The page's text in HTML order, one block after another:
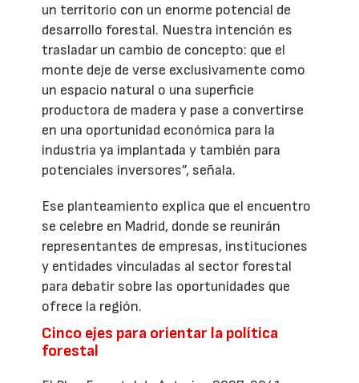
un territorio con un enorme potencial de
desarrollo forestal. Nuestra intención es
trasladar un cambio de concepto: que el
monte deje de verse exclusivamente como
un espacio natural o una superficie
productora de madera y pase a convertirse
en una oportunidad económica para la
industria ya implantada y también para
potenciales inversores”, señala.
Ese planteamiento explica que el encuentro
se celebre en Madrid, donde se reunirán
representantes de empresas, instituciones
y entidades vinculadas al sector forestal
para debatir sobre las oportunidades que
ofrece la región.
Cinco ejes para orientar la política
forestal